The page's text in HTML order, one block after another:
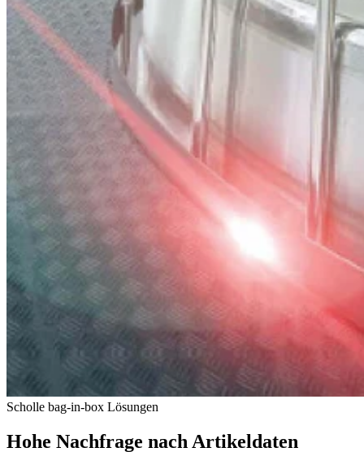
Scholle bag-in-box Lösungen
Hohe Nachfrage nach Artikeldaten